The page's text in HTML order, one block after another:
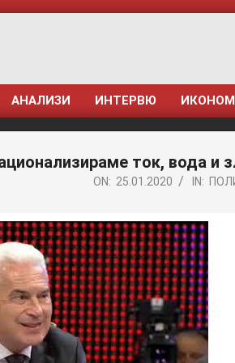
АНАЛИЗИ ИНТЕРВЮ
ток, вода и
ON: 25.01.2020 IN: